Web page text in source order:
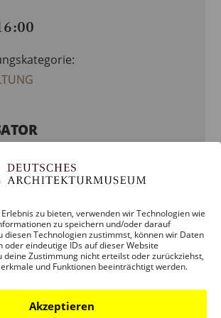
zu bieten, verwenden wir Technologien wie
zu speichern und/oder darauf
diesen Technologien zustimmst, können wir Daten
oder eindeutige IDs auf dieser Website
deine Zustimmung nicht erteilst oder zurückziehst,
und Funktionen beeinträchtigt werden.
Akzeptieren
ARCHITEKTURMUSEUM
frankfurt.de